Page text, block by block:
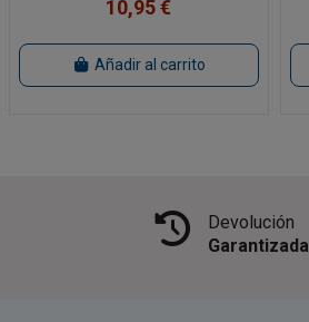
10,95 €
Añadir al carrito
Devolución
Garantizada